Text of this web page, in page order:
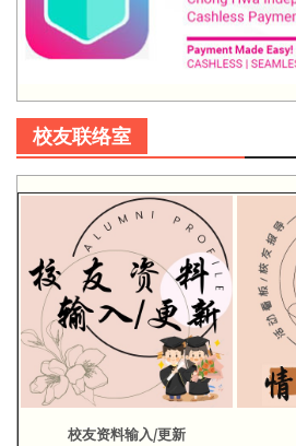
校友联络室
校友资料输入/更新